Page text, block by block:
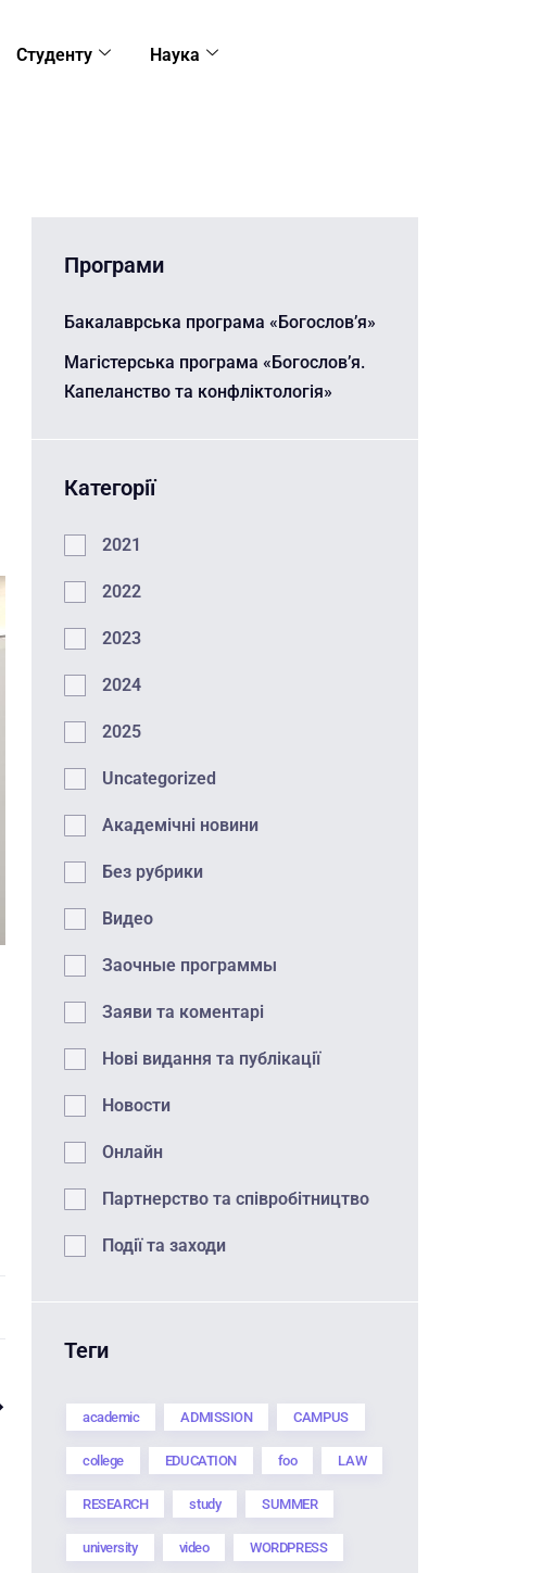
Студенту Наука
Програми
Бакалаврська програма «Богослов’я»
Магістерська програма «Богослов’я.
Капеланство та конфліктологія»
Категорії
2021
2022
2023
2024
2025
Uncategorized
Академічні новини
Без рубрики
Видео
Заочные программы
Заяви та коментарі
Нові видання та публікації
Новости
Онлайн
Партнерство та співробітництво
Події та заходи
Теги
academic ADMISSION CAMPUS
college EDUCATION foo LAW
RESEARCH study SUMMER
university video WORDPRESS